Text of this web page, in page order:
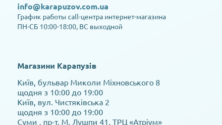
info@karapuzov.com.ua
График работы call-центра интернет-магазина
ПН-СБ 10:00-18:00, ВС выходной
Магазини Карапузів
Київ, бульвар Миколи Міхновського 8
щодня з 10:00 до 19:00
Київ, вул. Чистяківська 2
щодня з 10:00 до 19:00
Суми , пр-т. М. Лушпи 41, ТРЦ «Атріум»